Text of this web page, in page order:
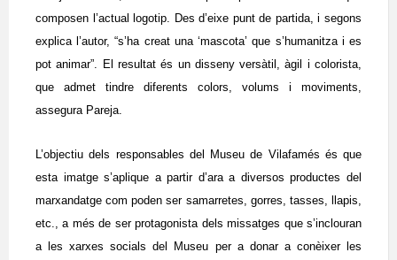
composen l’actual logotip. Des d’eixe punt de partida, i segons
explica l’autor, “s’ha creat una ‘mascota’ que s’humanitza i es
pot animar”. El resultat és un disseny versàtil, àgil i colorista,
que admet tindre diferents colors, volums i moviments,
assegura Pareja.
L’objectiu dels responsables del Museu de Vilafamés és que
esta imatge s’aplique a partir d’ara a diversos productes del
marxandatge com poden ser samarretes, gorres, tasses, llapis,
etc., a més de ser protagonista dels missatges que s’inclouran
a les xarxes socials del Museu per a donar a conèixer les